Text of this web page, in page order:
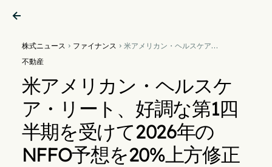

株式ニュース  ファイナンス  米アメリカン・ヘルスケア・
不動産
米アメリカン・ヘルスケ
ア・リート、好調な第1四
半期を受けて2026年の
NFFO予想を20%上方修正